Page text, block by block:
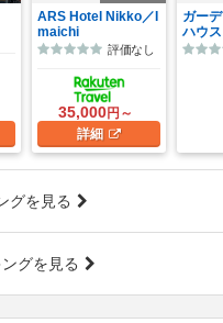
ARS Hotel Nikko／I
maichi
評価なし
35,000円～
詳細
ガー
ハウス
グを見る
グを見る